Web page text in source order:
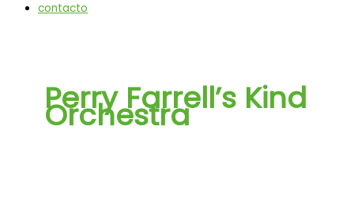
contacto
Perry Farrell’s Kind
Orchestra